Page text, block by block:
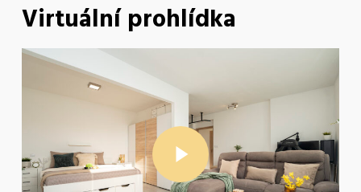
Virtuální prohlídka
Play Video